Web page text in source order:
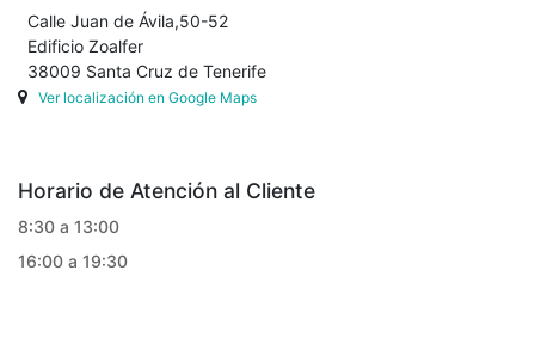
Calle Juan de Ávila,50-52
Edificio Zoalfer
38009 Santa Cruz de Tenerife
Ver localización en Google Maps
Horario de Atención al Cliente
8:30 a 13:00
16:00 a 19:30